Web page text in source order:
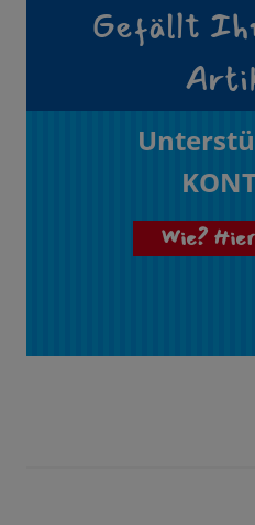
Gefällt
Wie?